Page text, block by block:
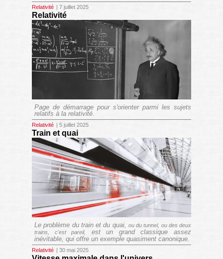
Relativité | 7 juillet 2025
Relativité
Page de démarrage pour s'orienter parmi les sujets
relatifs à la relativité.
Relativité | 5 juillet 2025
Train et quai
Le problème du train et du quai,
ou du tunnel, ou des deux
trains, c'est pareil,
est un grand classique assez
inévitable, qui offre un exemple quasiment canonique.
Relativité | 30 mai 2025